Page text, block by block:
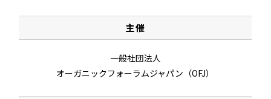
主催
一般社団法人
オーガニックフォーラムジャパン（OFJ）